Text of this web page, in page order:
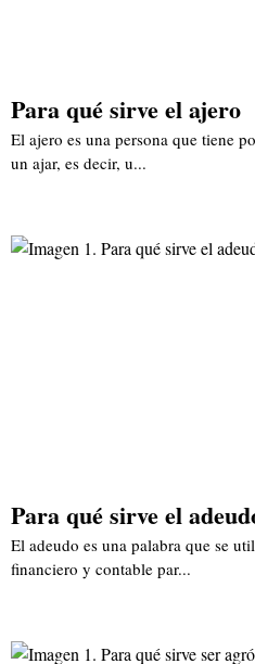
Para qué sirve el ajero
El ajero es una persona que tiene
un ajar, es decir, u...
Para qué sirve el
El adeudo es una palabra que se
financiero y contable par...